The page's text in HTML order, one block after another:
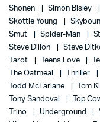
Shonen
Simon Bisley
Skottie Young
Smut
Spider-Man
Steve Dillon
Steve
Tarot
Teens Love
The Oatmeal
Thriller
Todd McFarlane
Tom
Tony Sandoval
Top
Trino
Underground